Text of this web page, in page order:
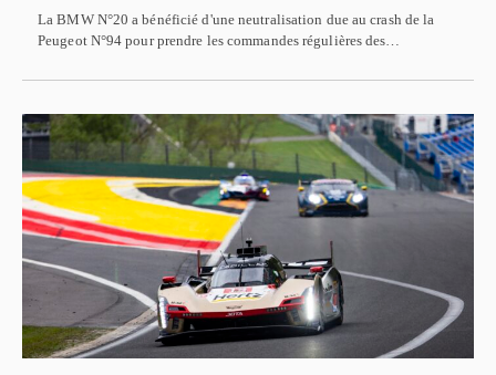
La BMW N°20 a bénéficié d'une neutralisation due au crash de la
Peugeot N°94 pour prendre les commandes régulières des…